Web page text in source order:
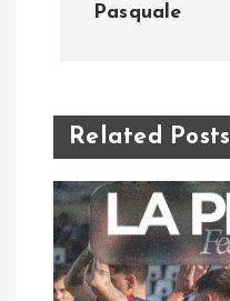
a
c
Pasquale
Related Posts